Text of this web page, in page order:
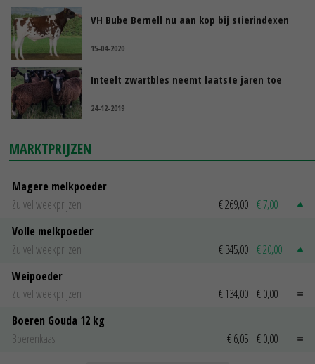
VH Bube Bernell nu aan kop bij stierindexen
15-04-2020
Inteelt zwartbles neemt laatste jaren toe
24-12-2019
MARKTPRIJZEN
Magere melkpoeder
Zuivel weekprijzen
€ 269,00 € 7,00
Volle melkpoeder
Zuivel weekprijzen
€ 345,00 € 20,00
Weipoeder
Zuivel weekprijzen
€ 134,00 € 0,00
Boeren Gouda 12 kg
Boerenkaas
€ 6,05 € 0,00